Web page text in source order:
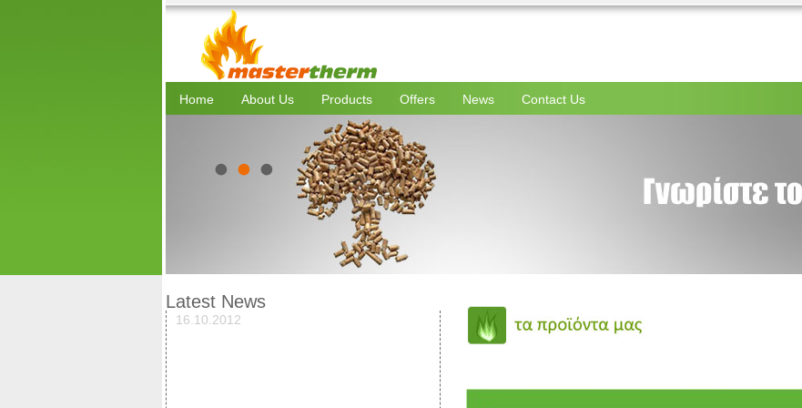
Home About Us Products Offers News Contact Us
Latest News
16.10.2012